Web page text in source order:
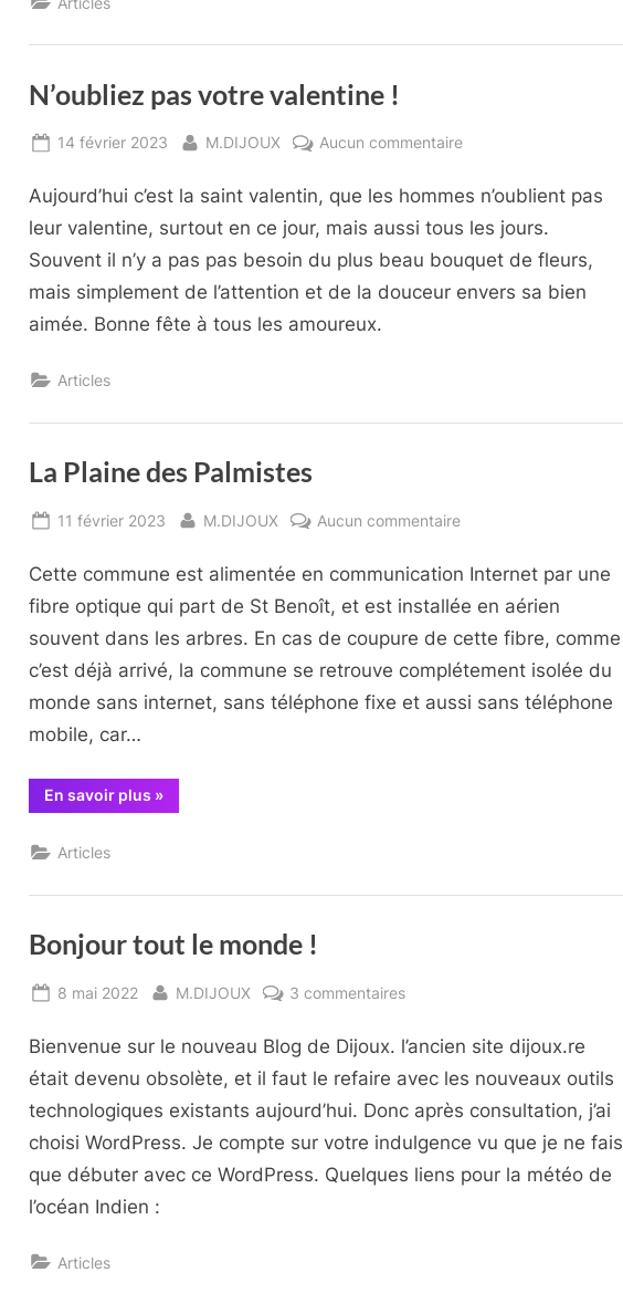
N’oubliez pas votre valentine !
Posted
14 février 2023 By
M.DIJOUX Aucun commentairesur
pas
votre
valentine
Aujourd’hui c’est la saint valentin, que les hommes n’oublient pas
leur valentine, surtout en ce jour, mais aussi tous les jours.
Souvent il n’y a pas pas besoin du plus beau bouquet de fleurs,
mais simplement de l’attention et de la douceur envers sa bien
aimée. Bonne fête à tous les amoureux.
Articles
La Plaine des Palmistes
Posted
11 février 2023 By
M.DIJOUX Aucun commentairesur
Plaine
des
Palmistes
Cette commune est alimentée en communication Internet par une
fibre optique qui part de St Benoît, et est installée en aérien
souvent dans les arbres. En cas de coupure de cette fibre, comme
c’est déjà arrivé, la commune se retrouve complétement isolée du
monde sans internet, sans téléphone fixe et aussi sans téléphone
mobile, car…
En savoir plus “La
Plaine
»
Articles
Bonjour tout le monde !
Posted
8 mai 2022 By
M.DIJOUX 3 commentairessur
tout
le
monde !
Bienvenue sur le nouveau Blog de Dijoux. l’ancien site dijoux.re
était devenu obsolète, et il faut le refaire avec les nouveaux outils
technologiques existants aujourd’hui. Donc après consultation, j’ai
choisi WordPress. Je compte sur votre indulgence vu que je ne fais
que débuter avec ce WordPress. Quelques liens pour la météo de
l’océan Indien :
Articles